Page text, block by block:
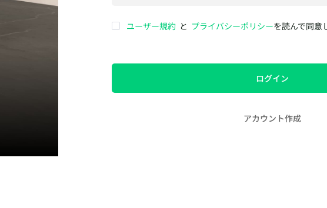
ユーザー規約 と プライバシーポリシーを読んで同意
ログイン
アカウント作成